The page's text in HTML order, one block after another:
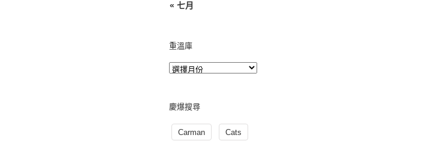
« 七月
重溫庫
慶爆搜尋
Carman Cats